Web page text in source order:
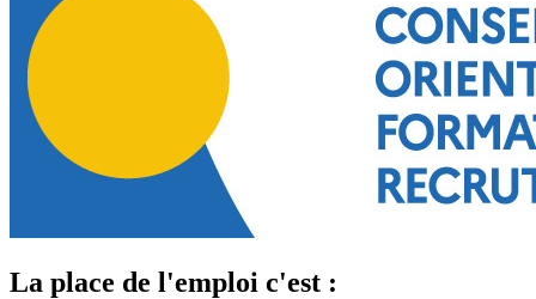
La place de l'emploi c'est :